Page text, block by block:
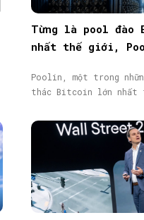
Từng là pool đào
nhất thế giới,
Poolin, một trong
thác Bitcoin lớn